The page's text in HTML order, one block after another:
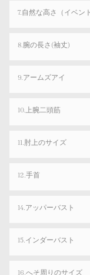
7.自然な高さ（イベン
8.腕の長さ(袖丈)
9.アームズアイ
10.上腕二頭筋
11.肘上のサイズ
12.手首
14.アッパーバスト
15.インダーバスト
16.へそ周りのサイズ